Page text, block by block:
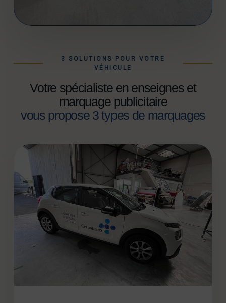
3 SOLUTIONS POUR VOTRE
VÉHICULE
Votre spécialiste en enseignes et
marquage publicitaire
vous propose 3 types de marquages
SOLUTION 1